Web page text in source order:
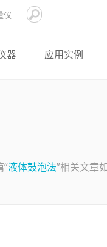
仪
器 应用实例
“液体鼓泡法”相关文章